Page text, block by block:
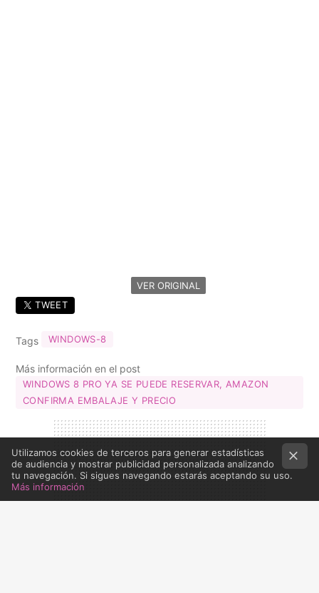
VER ORIGINAL
TWEET
Tags WINDOWS-8
Más información en el post
WINDOWS 8 PRO YA SE PUEDE RESERVAR, AMAZON
CONFIRMA EMBALAJE Y PRECIO
Utilizamos cookies de terceros para generar estadísticas
de audiencia y mostrar publicidad personalizada analizando
tu navegación. Si sigues navegando estarás aceptando su uso.
Más información